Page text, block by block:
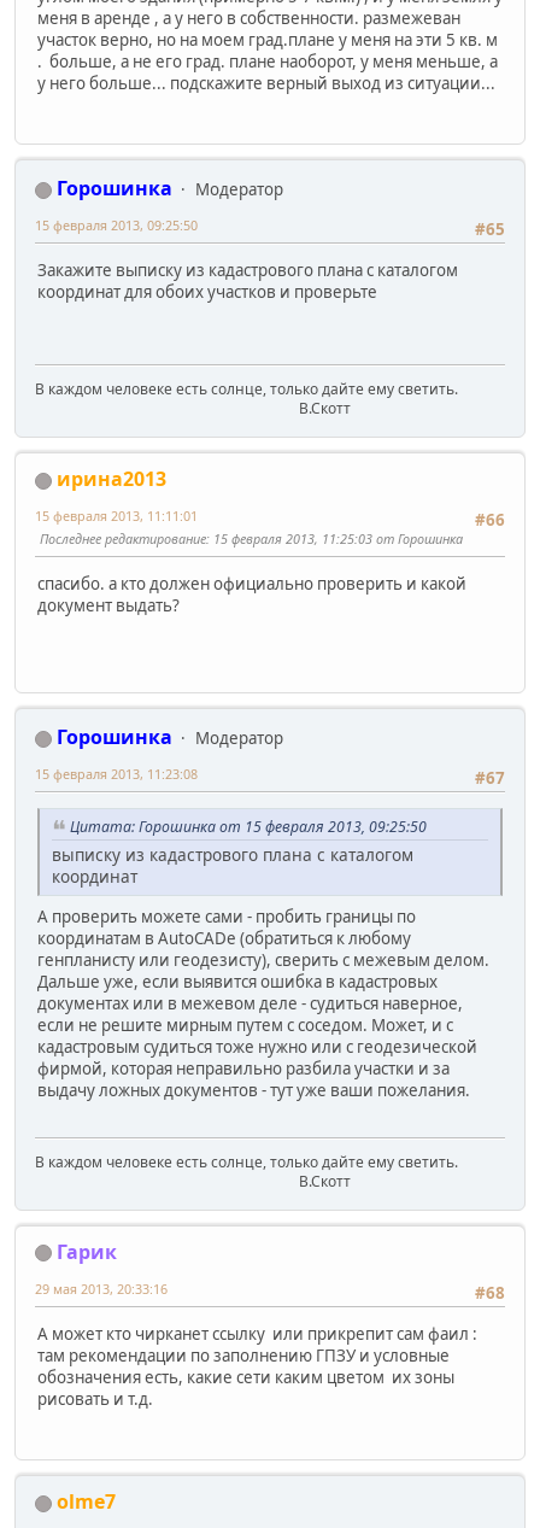
меня в аренде , а у него в собственности. размежеван
участок верно, но на моем град.плане у меня на эти 5 кв. м
. больше, а не его град. плане наоборот, у меня меньше, а
у него больше... подскажите верный выход из ситуации...
Горошинка
Модератор
#65
15 февраля 2013, 09:25:50
Закажите выписку из кадастрового плана с каталогом
координат для обоих участков и проверьте
В каждом человеке есть солнце, только дайте ему светить.
В.Скотт
ирина2013
#66
15 февраля 2013, 11:11:01
Последнее редактирование: 15 февраля 2013, 11:25:03 от Горошинка
спасибо. а кто должен официально проверить и какой
документ выдать?
Горошинка
Модератор
#67
15 февраля 2013, 11:23:08
Цитата: Горошинка от 15 февраля 2013, 09:25:50
выписку из кадастрового плана с каталогом
координат
А проверить можете сами - пробить границы по
координатам в AutoCADe (обратиться к любому
генпланисту или геодезисту), сверить с межевым делом.
Дальше уже, если выявится ошибка в кадастровых
документах или в межевом деле - судиться наверное,
если не решите мирным путем с соседом. Может, и с
кадастровым судиться тоже нужно или с геодезической
фирмой, которая неправильно разбила участки и за
выдачу ложных документов - тут уже ваши пожелания.
В каждом человеке есть солнце, только дайте ему светить.
В.Скотт
Гарик
#68
29 мая 2013, 20:33:16
А может кто чирканет ссылку или прикрепит сам фаил :
там рекомендации по заполнению ГПЗУ и условные
обозначения есть, какие сети каким цветом их зоны
рисовать и т.д.
olme7